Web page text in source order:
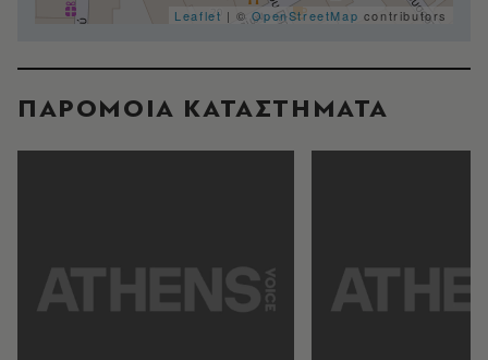
Leaflet | ©OpenStreetMap contributors
ΠΑΡΟΜΟΙΑ ΚΑΤΑΣΤΗΜΑΤΑ